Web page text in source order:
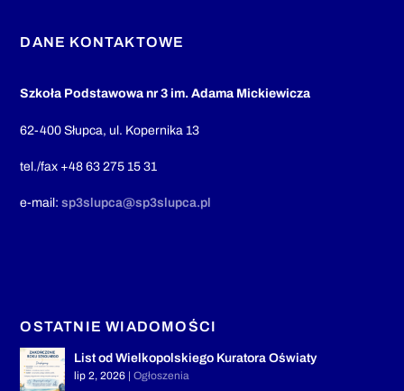
DANE KONTAKTOWE
Szkoła Podstawowa nr 3 im. Adama Mickiewicza
62-400 Słupca, ul. Kopernika 13
tel./fax +48 63 275 15 31
e-mail:sp3slupca@sp3slupca.pl
OSTATNIE WIADOMOŚCI
List od Wielkopolskiego Kuratora Oświaty
lip 2, 2026 |Ogłoszenia